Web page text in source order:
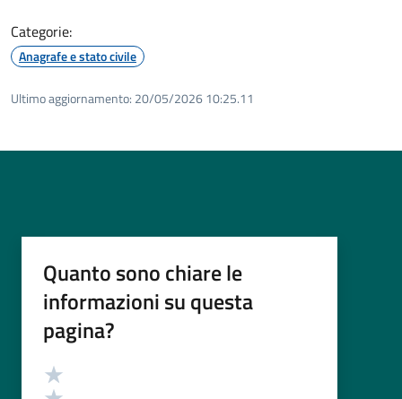
Categorie:
Anagrafe e stato civile
Ultimo aggiornamento: 20/05/2026 10:25.11
Quanto sono chiare le
informazioni su questa
pagina?
Valutazione